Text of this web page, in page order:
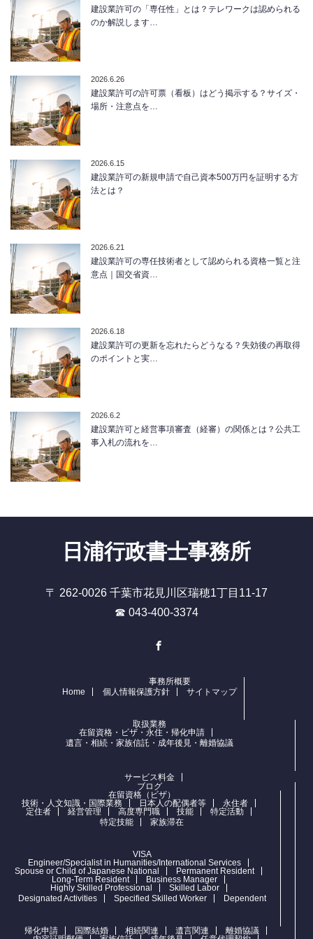
建設業許可の「専任性」とは？テレワークは認められる
のか解説します…
2026.6.26
建設業許可の許可票（看板）はどう掲示する？サイズ・
場所・注意点を…
2026.6.15
建設業許可の新規申請で自己資本500万円を証明する方
法とは？
2026.6.21
建設業許可の専任技術者として認められる資格一覧と注
意点｜国交省資…
2026.6.18
建設業許可の更新を忘れたらどうなる？失効後の再取得
のポイントと実…
2026.6.2
建設業許可と経営事項審査（経審）の関係とは？公共工
事入札の流れを…
日浦行政書士事務所
〒 262-0026 千葉市花見川区瑞穂1丁目11-17
☎ 043-400-3374
Home
事務所概要
個人情報保護方針
サイトマップ
取扱業務
在留資格・ビザ・永住・帰化申請
遺言・相続・家族信託・成年後見・離婚協議
サービス料金
ブログ
在留資格（ビザ）
技術・人文知識・国際業務
日本人の配偶者等
永住者
定住者
経営管理 高度専門職 技能
特定活動
特定技能
家族滞在
VISA
Engineer/Specialist in Humanities/International Services
Spouse or Child of Japanese National
Permanent Resident
Long-Term Resident
Business Manager
Highly Skilled Professional
Skilled Labor
Designated Activities
Specified Skilled Worker Dependent
帰化申請 国際結婚 相続関連 遺言関連
離婚協議